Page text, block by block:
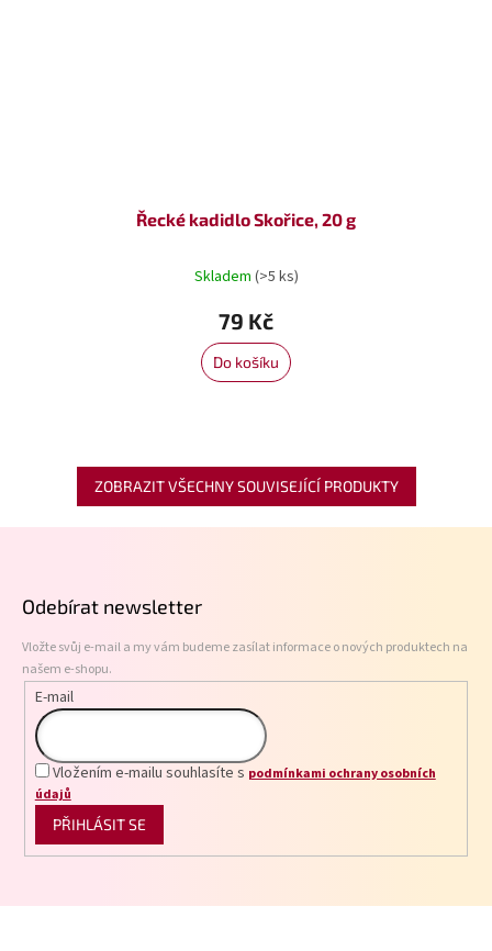
Řecké kadidlo Skořice, 20 g
Skladem (>5 ks)
79 Kč
Do košíku
ZOBRAZIT VŠECHNY SOUVISEJÍCÍ PRODUKTY
Odebírat newsletter
Vložte svůj e-mail a my vám budeme zasílat informace o nových produktech na
našem e-shopu.
E-mail
Vložením e-mailu souhlasíte s podmínkami ochrany osobních
údajů
PŘIHLÁSIT SE